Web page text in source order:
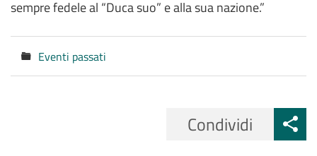
sempre fedele al “Duca suo” e alla sua nazione.”
Categorie
Eventi passati
Condividi